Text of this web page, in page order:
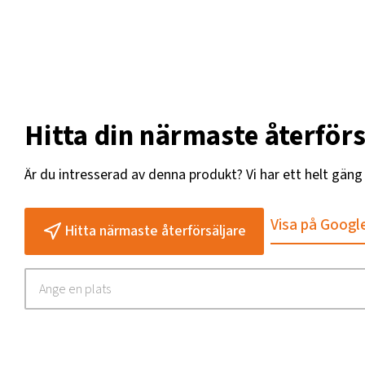
Hitta din närmaste
Är du intresserad av denna produkt? Vi har ett helt
Hitta närmaste återförsäljare Visa på